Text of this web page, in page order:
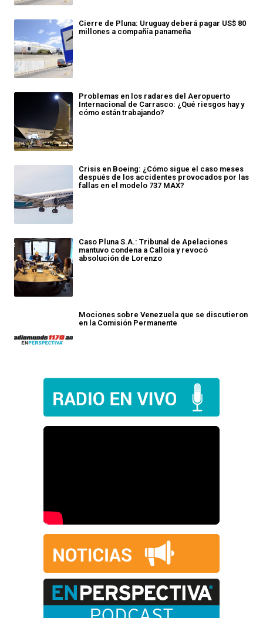
Cierre de Pluna: Uruguay deberá pagar US$ 80
millones a compañía panameña
Problemas en los radares del Aeropuerto
Internacional de Carrasco: ¿Qué riesgos hay y
cómo están trabajando?
Crisis en Boeing: ¿Cómo sigue el caso meses
después de los accidentes provocados por las
fallas en el modelo 737 MAX?
Caso Pluna S.A.: Tribunal de Apelaciones
mantuvo condena a Calloia y revocó
absolución de Lorenzo
Mociones sobre Venezuela que se discutieron
en la Comisión Permanente